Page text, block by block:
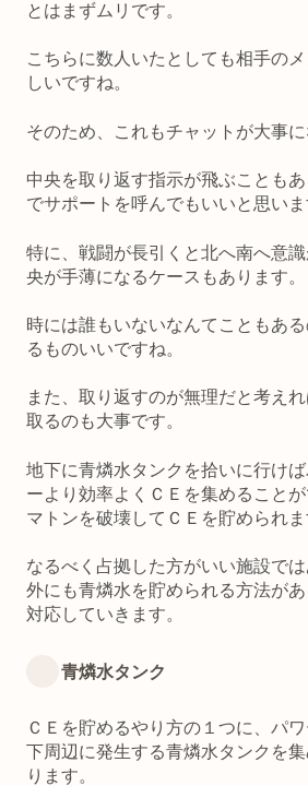
とはまずムリです。
こちらに数人いたとしても相手の
しいですね。
そのため、これもチャットが大事に
中央を取り返す指示が飛ぶことも
でサポートを呼んでもいいと思いま
特に、戦闘が長引くと北へ南へ意
央が手薄になるケースもあります。
時には誰もいないなんてこともあ
るものいいですね。
また、取り返すのが無理だと考え
取るのも大事です。
地下に青燐水タンクを拾いに行け
ーより効率よくＣＥを集めること
マトンを破壊してＣＥを貯められま
なるべく占拠した方がいい施設で
外にも青燐水を貯められる方法が
対応していきます。
青燐水タンク
ＣＥを貯めるやり方の１つに、パ
下周辺に発生する青燐水タンクを
ります。